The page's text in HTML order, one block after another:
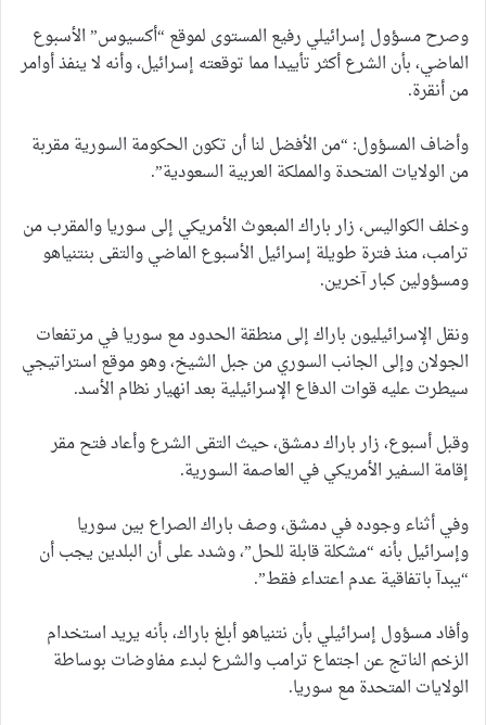
وصرح مسؤول إسرائيلي رفيع المستوى لموقع “أكسيوس” الأسبوع
الماضي، بأن الشرع أكثر تأييدا مما توقعته إسرائيل، وأنه لا ينفذ أوامر
من أنقرة.
وأضاف المسؤول: “من الأفضل لنا أن تكون الحكومة السورية مقربة
من الولايات المتحدة والمملكة العربية السعودية”.
وخلف الكواليس، زار باراك المبعوث الأمريكي إلى سوريا والمقرب من
ترامب، منذ فترة طويلة إسرائيل الأسبوع الماضي والتقى بنتنياهو
ومسؤولين كبار آخرين.
ونقل الإسرائيليون باراك إلى منطقة الحدود مع سوريا في مرتفعات
الجولان وإلى الجانب السوري من جبل الشيخ، وهو موقع استراتيجي
سيطرت عليه قوات الدفاع الإسرائيلية بعد انهيار نظام الأسد.
وقبل أسبوع، زار باراك دمشق، حيث التقى الشرع وأعاد فتح مقر
إقامة السفير الأمريكي في العاصمة السورية.
وفي أثناء وجوده في دمشق، وصف باراك الصراع بين سوريا
وإسرائيل بأنه “مشكلة قابلة للحل”، وشدد على أن البلدين يجب أن
“يبدآ باتفاقية عدم اعتداء فقط”.
وأفاد مسؤول إسرائيلي بأن نتنياهو أبلغ باراك، بأنه يريد استخدام
الزخم الناتج عن اجتماع ترامب والشرع لبدء مفاوضات بوساطة
الولايات المتحدة مع سوريا.